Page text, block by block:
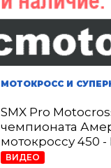
МОТОКРОСС И
SMX Pro
чемпионата
мотокроссу 450 -
ВИДЕО